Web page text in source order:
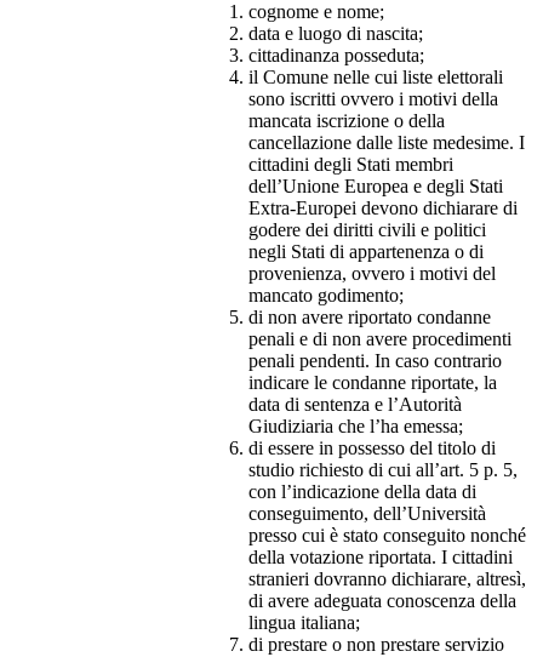
cognome e nome;
data e luogo di nascita;
cittadinanza posseduta;
il Comune nelle cui liste elettorali
sono iscritti ovvero i motivi della
mancata iscrizione o della
cancellazione dalle liste medesime. I
cittadini degli Stati membri
dell’Unione Europea e degli Stati
Extra-Europei devono dichiarare di
godere dei diritti civili e politici
negli Stati di appartenenza o di
provenienza, ovvero i motivi del
mancato godimento;
di non avere riportato condanne
penali e di non avere procedimenti
penali pendenti. In caso contrario
indicare le condanne riportate, la
data di sentenza e l’Autorità
Giudiziaria che l’ha emessa;
di essere in possesso del titolo di
studio richiesto di cui all’art. 5 p. 5,
con l’indicazione della data di
conseguimento, dell’Università
presso cui è stato conseguito nonché
della votazione riportata. I cittadini
stranieri dovranno dichiarare, altresì,
di avere adeguata conoscenza della
lingua italiana;
di prestare o non prestare servizio